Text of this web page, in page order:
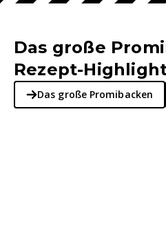
Das große
Rezept-
Das große Promibacken